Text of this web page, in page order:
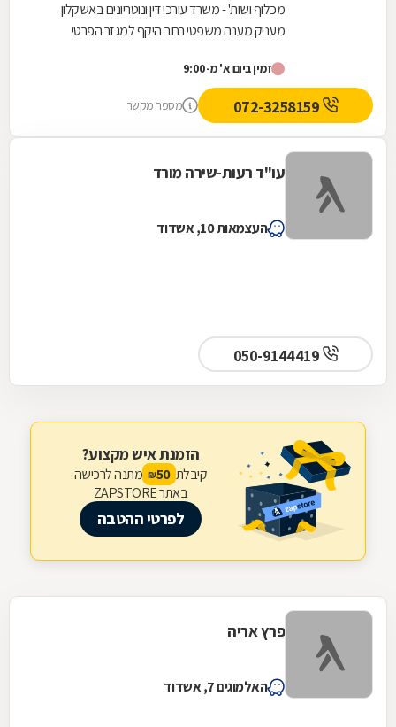
מכלוף ושות' - משרד עורכי דין ונוטריונים באשקלון
מעניק מענה משפטי רחב היקף למגזר הפרטי
משלושה...
זמין ביום א' מ-9:00
מספר מקשר
עו"ד רעות-שירה מורד
העצמאות 10, אשדוד
הזמנת איש מקצוע?
קיבלת 50
₪ מתנה לרכישה
באתר ZAPSTORE
לפרטי ההטבה
פרץ אריה
האלמוגים 7, אשדוד